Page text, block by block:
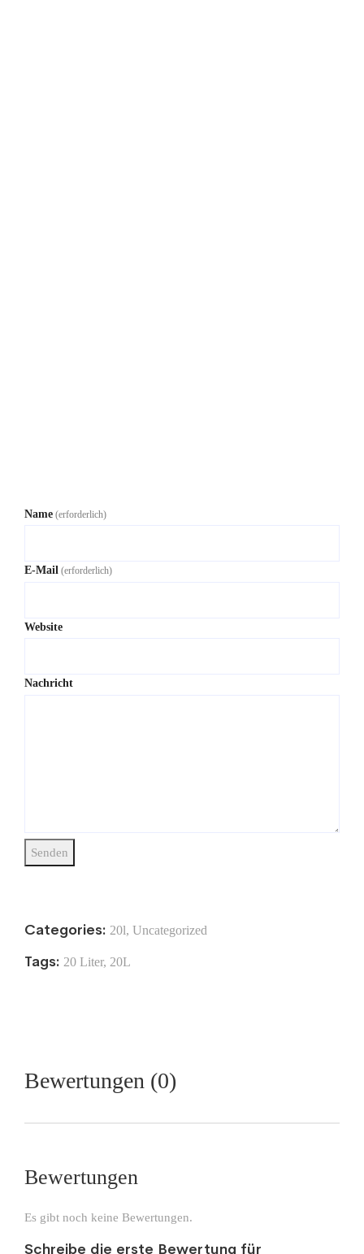
Name (erforderlich)
E-Mail (erforderlich)
Website
Nachricht
Senden
Categories: 20l, Uncategorized
Tags: 20 Liter, 20L
Bewertungen (0)
Bewertungen
Es gibt noch keine Bewertungen.
Schreibe die erste Bewertung für